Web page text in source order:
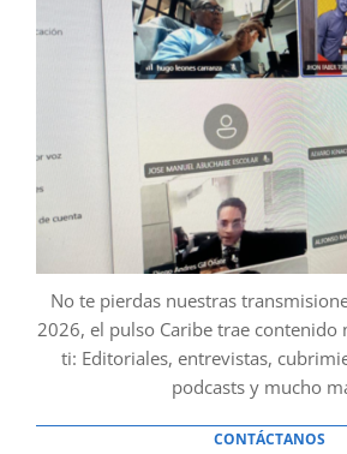
No te pierdas nuestras
2026, el pulso Caribe trae contenido
ti: Editoriales, entrevistas,
podcasts y mucho
CONTÁCTANOS